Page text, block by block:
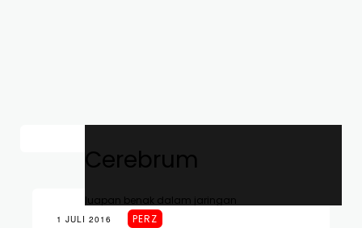
Cerebrum
luapan benak dalam jaringan
1 JULI 2016 PERZ